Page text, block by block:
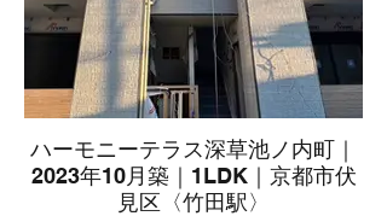
ハーモニーテラス深草池ノ内町｜
2023年10月築｜1LDK｜京都市伏
見区〈竹田駅〉